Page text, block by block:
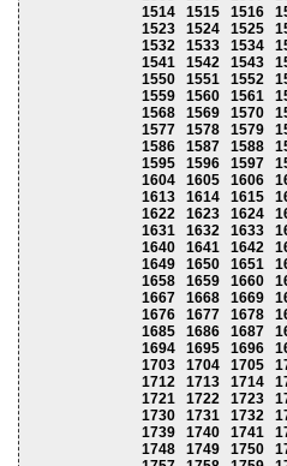
1514
1515 1516
1523
1524 1525
1532
1533 1534
1541
1542 1543
1550
1551 1552
1559
1560 1561
1568
1569 1570
1577
1578 1579
1586
1587 1588
1595
1596 1597
1604
1605 1606
1613
1614 1615
1622
1623 1624
1631
1632 1633
1640
1641 1642
1649
1650 1651
1658
1659 1660
1667
1668 1669
1676
1677 1678
1685
1686 1687
1694
1695 1696
1703
1704 1705
1712
1713 1714
1721
1722 1723
1730
1731 1732
1739
1740 1741
1748
1749 1750